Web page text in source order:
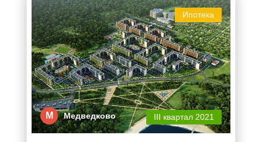
Ипотека
М Медведково III квартал 2021